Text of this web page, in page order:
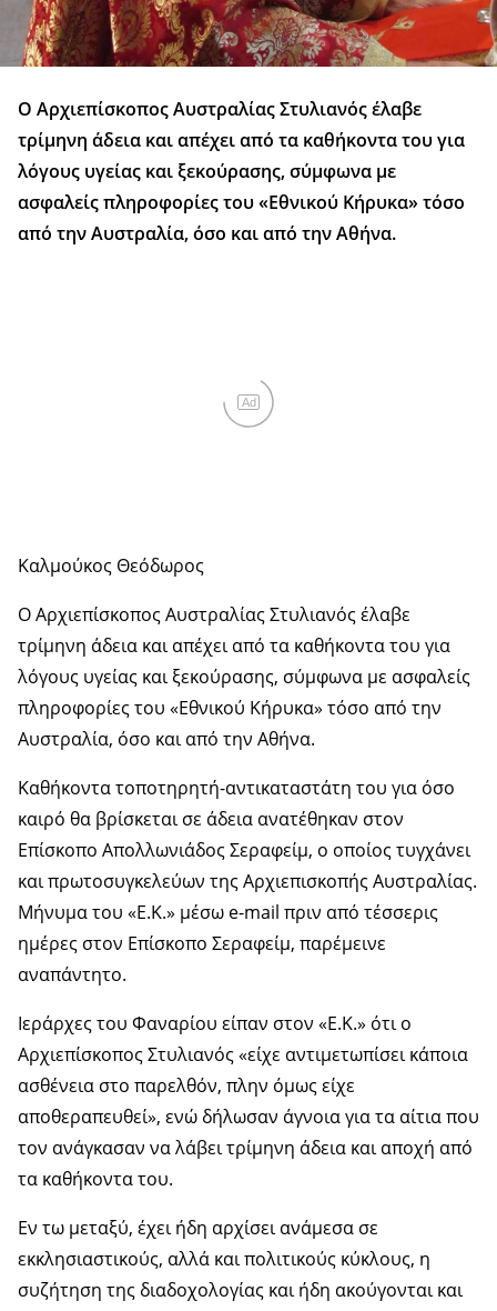
Ο Αρχιεπίσκοπος Αυστραλίας Στυλιανός έλαβε
τρίμηνη άδεια και απέχει από τα καθήκοντα του για
λόγους υγείας και ξεκούρασης, σύμφωνα με
ασφαλείς πληροφορίες του «Εθνικού Κήρυκα» τόσο
από την Αυστραλία, όσο και από την Αθήνα.
Ad
Καλμούκος Θεόδωρος
Ο Αρχιεπίσκοπος Αυστραλίας Στυλιανός έλαβε
τρίμηνη άδεια και απέχει από τα καθήκοντα του για
λόγους υγείας και ξεκούρασης, σύμφωνα με ασφαλείς
πληροφορίες του «Εθνικού Κήρυκα» τόσο από την
Αυστραλία, όσο και από την Αθήνα.
Καθήκοντα τοποτηρητή-αντικαταστάτη του για όσο
καιρό θα βρίσκεται σε άδεια ανατέθηκαν στον
Επίσκοπο Απολλωνιάδος Σεραφείμ, ο οποίος τυγχάνει
και πρωτοσυγκελεύων της Αρχιεπισκοπής Αυστραλίας.
Μήνυμα του «Ε.Κ.» μέσω e-mail πριν από τέσσερις
ημέρες στον Επίσκοπο Σεραφείμ, παρέμεινε
αναπάντητο.
Ιεράρχες του Φαναρίου είπαν στον «Ε.Κ.» ότι ο
Αρχιεπίσκοπος Στυλιανός «είχε αντιμετωπίσει κάποια
ασθένεια στο παρελθόν, πλην όμως είχε
αποθεραπευθεί», ενώ δήλωσαν άγνοια για τα αίτια που
τον ανάγκασαν να λάβει τρίμηνη άδεια και αποχή από
τα καθήκοντα του.
Εν τω μεταξύ, έχει ήδη αρχίσει ανάμεσα σε
εκκλησιαστικούς, αλλά και πολιτικούς κύκλους, η
συζήτηση της διαδοχολογίας και ήδη ακούγονται και